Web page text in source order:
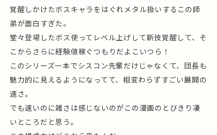
覚醒しかけたボスキャラをはぐれメタル扱いするこの師
弟が面白すぎた。
堂々登場したボス使ってレベル上げして新技覚醒して、そ
こからさらに経験値稼ぐつもりだよこいつら！
このシリーズ一本でシスコン先輩だけじゃなくて、団長も
魅力的に見えるようになってて、相変わらずすごい展開の
速さ。
でも速いのに雑さは感じないのがこの漫画のとびきり凄
いところだと思う。